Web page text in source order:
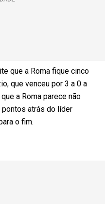
que a Roma fique cinco
que venceu por 3 a 0 a
a Roma parece não
pontos atrás do líder
o fim.